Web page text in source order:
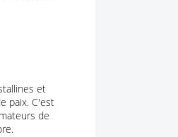
et
paix. C'est
de